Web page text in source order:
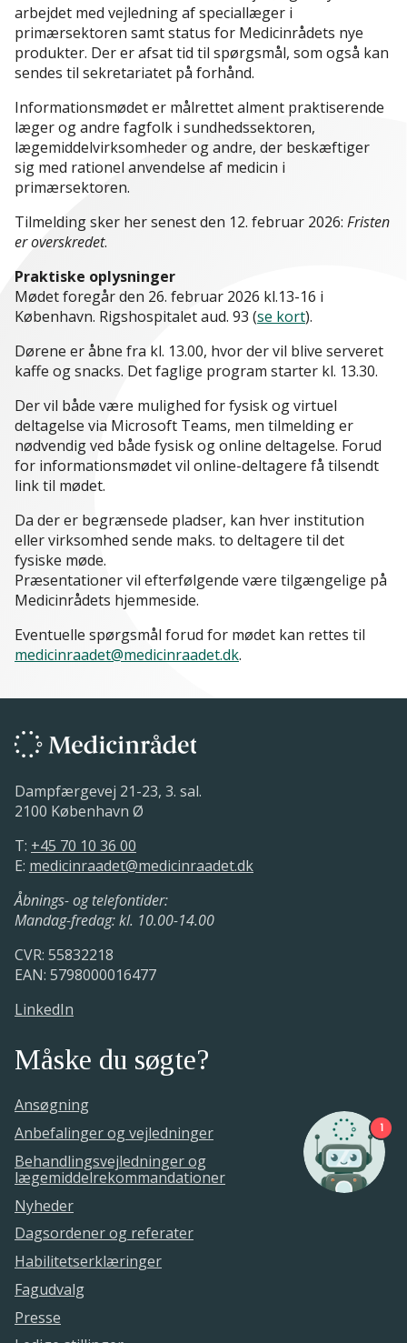
arbejdet med vejledning af speciallæger i
primærsektoren samt status for Medicinrådets nye
produkter. Der er afsat tid til spørgsmål, som også kan
sendes til sekretariatet på forhånd.
Informationsmødet er målrettet alment praktiserende
læger og andre fagfolk i sundhedssektoren,
lægemiddelvirksomheder og andre, der beskæftiger
sig med rationel anvendelse af medicin i
primærsektoren.
Tilmelding sker her senest den 12. februar 2026: Fristen
er overskredet.
Praktiske oplysninger
Mødet foregår den 26. februar 2026 kl.13-16 i
København. Rigshospitalet aud. 93 (se kort).
Dørene er åbne fra kl. 13.00, hvor der vil blive serveret
kaffe og snacks. Det faglige program starter kl. 13.30.
Der vil både være mulighed for fysisk og virtuel
deltagelse via Microsoft Teams, men tilmelding er
nødvendig ved både fysisk og online deltagelse. Forud
for informationsmødet vil online-deltagere få tilsendt
link til mødet.
Da der er begrænsede pladser, kan hver institution
eller virksomhed sende maks. to deltagere til det
fysiske møde.
Præsentationer vil efterfølgende være tilgængelige på
Medicinrådets hjemmeside.
Eventuelle spørgsmål forud for mødet kan rettes til
medicinraadet@medicinraadet.dk.
Dampfærgevej 21-23, 3. sal.
2100 København Ø
T: +45 70 10 36 00
E: medicinraadet@medicinraadet.dk
Åbnings- og telefontider:
Mandag-fredag: kl. 10.00-14.00
CVR: 55832218
EAN: 5798000016477
LinkedIn
Måske du søgte?
Ansøgning
Anbefalinger og vejledninger
Behandlingsvejledninger og
lægemiddelrekommandationer
Nyheder
Dagsordener og referater
Habilitetserklæringer
Fagudvalg
Presse
1